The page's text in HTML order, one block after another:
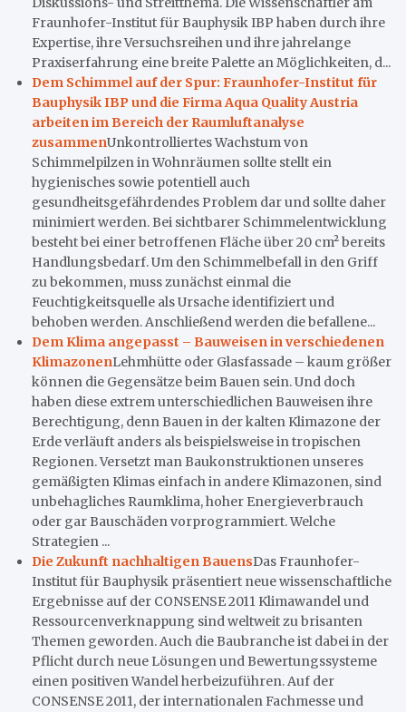
Fraunhofer-Institut für Bauphysik IBP haben durch ihre
Expertise, ihre Versuchsreihen und ihre jahrelange
Praxiserfahrung eine breite Palette an Möglichkeiten, d...
Dem Schimmel auf der Spur: Fraunhofer-Institut für
Bauphysik IBP und die Firma Aqua Quality Austria
arbeiten im Bereich der Raumluftanalyse
zusammenUnkontrolliertes Wachstum von
Schimmelpilzen in Wohnräumen sollte stellt ein
hygienisches sowie potentiell auch
gesundheitsgefährdendes Problem dar und sollte daher
minimiert werden. Bei sichtbarer Schimmelentwicklung
besteht bei einer betroffenen Fläche über 20 cm² bereits
Handlungsbedarf. Um den Schimmelbefall in den Griff
zu bekommen, muss zunächst einmal die
Feuchtigkeitsquelle als Ursache identifiziert und
behoben werden. Anschließend werden die befallene...
Dem Klima angepasst – Bauweisen in verschiedenen
KlimazonenLehmhütte oder Glasfassade – kaum größer
können die Gegensätze beim Bauen sein. Und doch
haben diese extrem unterschiedlichen Bauweisen ihre
Berechtigung, denn Bauen in der kalten Klimazone der
Erde verläuft anders als beispielsweise in tropischen
Regionen. Versetzt man Baukonstruktionen unseres
gemäßigten Klimas einfach in andere Klimazonen, sind
unbehagliches Raumklima, hoher Energieverbrauch
oder gar Bauschäden vorprogrammiert. Welche
Strategien ...
Die Zukunft nachhaltigen BauensDas Fraunhofer-
Institut für Bauphysik präsentiert neue wissenschaftliche
Ergebnisse auf der CONSENSE 2011 Klimawandel und
Ressourcenverknappung sind weltweit zu brisanten
Themen geworden. Auch die Baubranche ist dabei in der
Pflicht durch neue Lösungen und Bewertungssysteme
einen positiven Wandel herbeizuführen. Auf der
CONSENSE 2011, der internationalen Fachmesse und